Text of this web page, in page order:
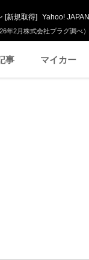
年2月株式会社プラグ調べ）
[新規取得] Yahoo! JAPAN
事 マイカー